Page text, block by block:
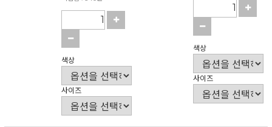
색상
사이즈
색상
사이즈